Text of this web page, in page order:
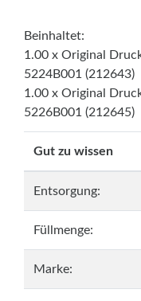
Beinhaltet:
1.00 x Original
5224B001 (212643)
1.00 x Original
5226B001 (212645)
Gut zu wissen
Entsorgung:
Füllmenge:
Marke: